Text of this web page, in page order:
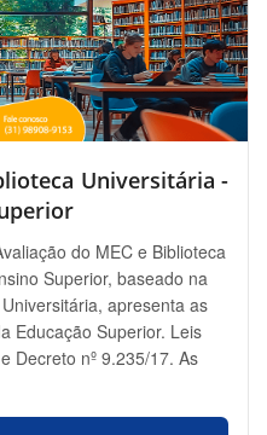
Universitária -
do MEC e Biblioteca
Superior, baseado na
apresenta as
Educação Superior. Leis
Decreto nº 9.235/17. As